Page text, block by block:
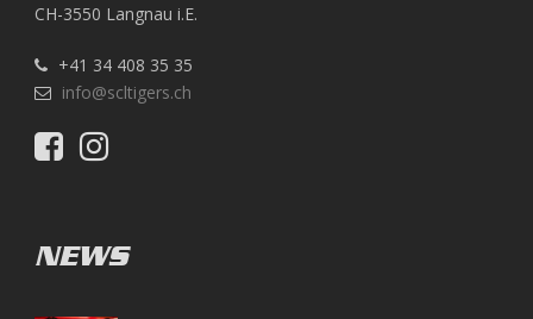
CH-3550 Langnau i.E.
+41 34 408 35 35
info@scltigers.ch
NEWS